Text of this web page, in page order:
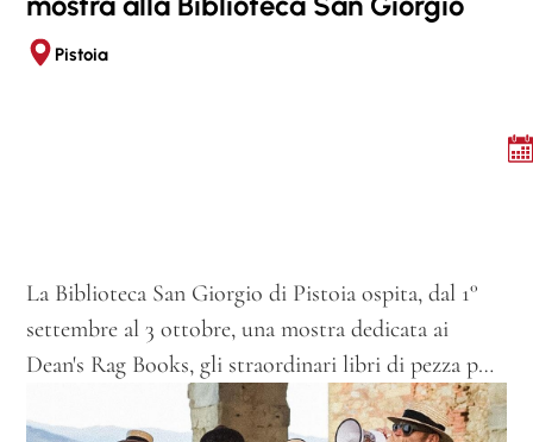
,
0
€
Pistoia
La Biblioteca San Giorgio di Pistoia ospita, dal 1°
settembre al 3 ottobre, una mostra dedicata ai
Dean's Rag Books, gli straordinari libri di pezza p…